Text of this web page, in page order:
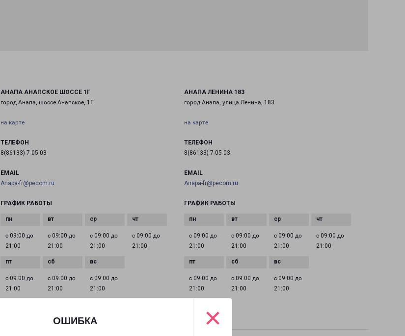
ОШИБКА ×
АНАПА АНАПСКОЕ ШОССЕ 1Г
город Анапа, шоссе Анапское, 1Г
на карте
ТЕЛЕФОН
8(86133) 7-05-03
EMAIL
Anapa-fr@pecom.ru
ГРАФИК РАБОТЫ
с 09:00 до
21:00
с 09:00 до
21:00
с 09:00 до
21:00
с 09:00 до
21:00
с 09:00 до
21:00
с 09:00 до
21:00
с 09:00 до
21:00
АНАПА ЛЕНИНА 183
город Анапа, улица Ленина, 183
на карте
ТЕЛЕФОН
8(86133) 7-05-03
EMAIL
Anapa-fr@pecom.ru
ГРАФИК РАБОТЫ
с 09:00 до
21:00
с 09:00 до
21:00
с 09:00 до
21:00
с 09:00 до
21:00
с 09:00 до
21:00
с 09:00 до
21:00
с 09:00 до
21:00